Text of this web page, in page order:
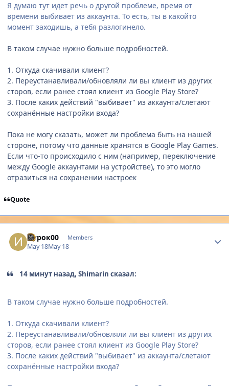
Я думаю тут идет речь о другой проблеме, время от
времени выбивает из аккаунта. То есть, ты в какойто
момент заходишь, а тебя разлогинело.
В таком случае нужно больше подробностей.
1. Откуда скачивали клиент?
2. Переустанавливали/обновляли ли вы клиент из других
сторов, если ранее стоял клиент из Google Play Store?
3. После каких действий "выбивает" из аккаунта/слетают
сохранённые настройки входа?
Пока не могу сказать, может ли проблема быть на нашей
стороне, потому что данные хранятся в Google Play Games.
Если что-то происходило с ним (например, переключение
между Google аккаунтами на устройстве), то это могло
отразиться на сохранении настроек
Quote
Игрок00 Members
May 18May 18
14 минут назад, Shimarin сказал:
В таком случае нужно больше подробностей.
1. Откуда скачивали клиент?
2. Переустанавливали/обновляли ли вы клиент из других
сторов, если ранее стоял клиент из Google Play Store?
3. После каких действий "выбивает" из аккаунта/слетают
сохранённые настройки входа?